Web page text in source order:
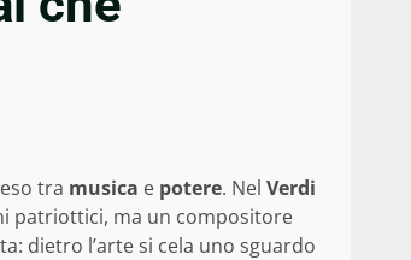
tra musica e potere. Nel Verdi
patriottici, ma un compositore
dietro l’arte si cela uno sguardo